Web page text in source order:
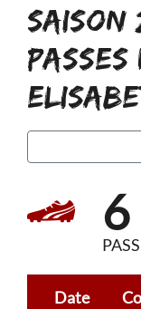
PASSES
6
Date